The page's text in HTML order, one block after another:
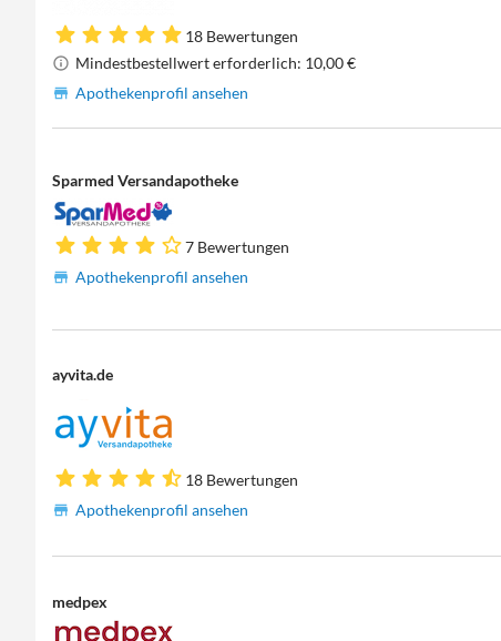
18 Bewertungen
Mindestbestellwert erforderlich: 10,00 €
Apothekenprofil ansehen
Sparmed Versandapotheke
7 Bewertungen
Apothekenprofil ansehen
ayvita.de
18 Bewertungen
Apothekenprofil ansehen
medpex